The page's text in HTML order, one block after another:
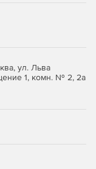
ул. Льва
1, комн. № 2, 2а